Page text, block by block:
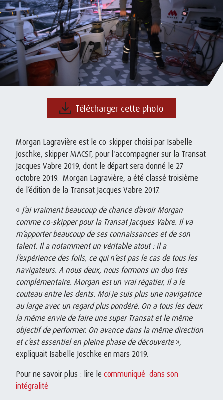
Télécharger cette photo
Morgan Lagravière est le co-skipper choisi par Isabelle
Joschke, skipper MACSF, pour l'accompagner sur la Transat
Jacques Vabre 2019, dont le départ sera donné le 27
octobre 2019. Morgan Lagravière, a été classé troisième
de l’édition de la Transat Jacques Vabre 2017.
« J’ai vraiment beaucoup de chance d’avoir Morgan
comme co-skipper pour la Transat Jacques Vabre. Il va
m’apporter beaucoup de ses connaissances et de son
talent. Il a notamment un véritable atout : il a
l’expérience des foils, ce qui n’est pas le cas de tous les
navigateurs. A nous deux, nous formons un duo très
complémentaire. Morgan est un vrai régatier, il a le
couteau entre les dents. Moi je suis plus une navigatrice
au large avec un regard plus pondéré. On a tous les deux
la même envie de faire une super Transat et le même
objectif de performer. On avance dans la même direction
et c’est essentiel en pleine phase de découverte»,
expliquait Isabelle Joschke en mars 2019.
Pour ne savoir plus : lire le communiqué dans son
intégralité